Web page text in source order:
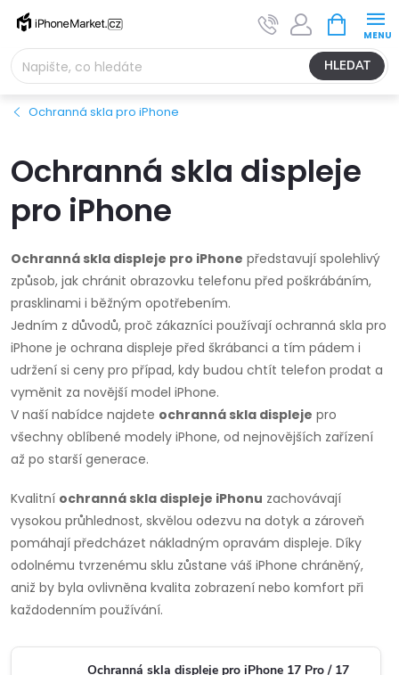
Přejít
obsah
HLEDAT
NÁKUPNÍ
KOŠÍK
Ochranná skla pro iPhone
Ochranná skla displeje
pro iPhone
Ochranná skla displeje pro iPhone představují spolehlivý
způsob, jak chránit obrazovku telefonu před poškrábáním,
prasklinami i běžným opotřebením.
Jedním z důvodů, proč zákazníci používají ochranná skla pro
iPhone je ochrana displeje před škrábanci a tím pádem i
udržení si ceny pro případ, kdy budou chtít telefon prodat a
vyměnit za novější model iPhone.
V naší nabídce najdete ochranná skla displeje pro
všechny oblíbené modely iPhone, od nejnovějších zařízení
až po starší generace.
Kvalitní ochranná skla displeje iPhonu zachovávají
vysokou průhlednost, skvělou odezvu na dotyk a zároveň
pomáhají předcházet nákladným opravám displeje. Díky
odolnému tvrzenému sklu zůstane váš iPhone chráněný,
aniž by byla ovlivněna kvalita zobrazení nebo komfort při
každodenním používání.
Ochranná skla displeje pro iPhone 17 Pro / 17